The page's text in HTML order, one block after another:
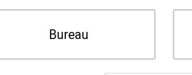
Bureau